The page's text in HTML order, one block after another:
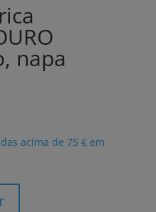
napa
acima de 75 € em